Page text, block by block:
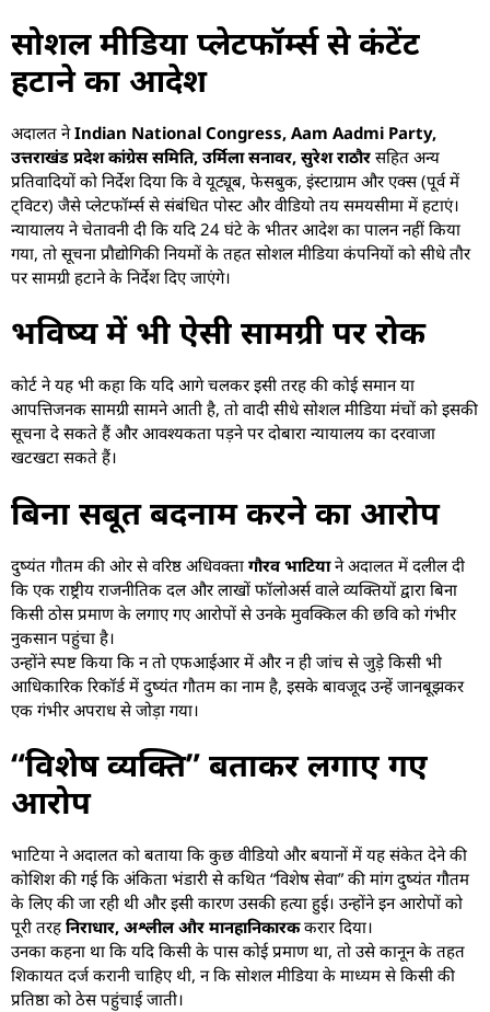
सोशल मीडिया प्लेटफॉर्म्स से कंटेंट
हटाने का आदेश
अदालत नेIndian National Congress, Aam Aadmi Party,
उत्तराखंड प्रदेश कांग्रेस समिति, उर्मिला सनावर, सुरेश राठौर सहित अन्य
प्रतिवादियों को निर्देश दिया कि वे यूट्यूब, फेसबुक, इंस्टाग्राम और एक्स (पूर्व में
ट्विटर) जैसे प्लेटफॉर्म्स से संबंधित पोस्ट और वीडियो तय समयसीमा में हटाएं।
न्यायालय ने चेतावनी दी कि यदि 24 घंटे के भीतर आदेश का पालन नहीं किया
गया, तो सूचना प्रौद्योगिकी नियमों के तहत सोशल मीडिया कंपनियों को सीधे तौर
पर सामग्री हटाने के निर्देश दिए जाएंगे।
भविष्य में भी ऐसी सामग्री पर रोक
कोर्ट ने यह भी कहा कि यदि आगे चलकर इसी तरह की कोई समान या
आपत्तिजनक सामग्री सामने आती है, तो वादी सीधे सोशल मीडिया मंचों को इसकी
सूचना दे सकते हैं और आवश्यकता पड़ने पर दोबारा न्यायालय का दरवाजा
खटखटा सकते हैं।
बिना सबूत बदनाम करने का आरोप
दुष्यंत गौतम की ओर से वरिष्ठ अधिवक्ता गौरव भाटियाने अदालत में दलील दी
कि एक राष्ट्रीय राजनीतिक दल और लाखों फॉलोअर्स वाले व्यक्तियों द्वारा बिना
किसी ठोस प्रमाण के लगाए गए आरोपों से उनके मुवक्किल की छवि को गंभीर
नुकसान पहुंचा है।
उन्होंने स्पष्ट किया कि न तो एफआईआर में और न ही जांच से जुड़े किसी भी
आधिकारिक रिकॉर्ड में दुष्यंत गौतम का नाम है, इसके बावजूद उन्हें जानबूझकर
एक गंभीर अपराध से जोड़ा गया।
“विशेष व्यक्ति” बताकर लगाए गए
आरोप
भाटिया ने अदालत को बताया कि कुछ वीडियो और बयानों में यह संकेत देने की
कोशिश की गई कि अंकिता भंडारी से कथित “विशेष सेवा” की मांग दुष्यंत गौतम
के लिए की जा रही थी और इसी कारण उसकी हत्या हुई। उन्होंने इन आरोपों को
पूरी तरहनिराधार, अश्लील और मानहानिकारककरार दिया।
उनका कहना था कि यदि किसी के पास कोई प्रमाण था, तो उसे कानून के तहत
शिकायत दर्ज करानी चाहिए थी, न कि सोशल मीडिया के माध्यम से किसी की
प्रतिष्ठा को ठेस पहुंचाई जाती।